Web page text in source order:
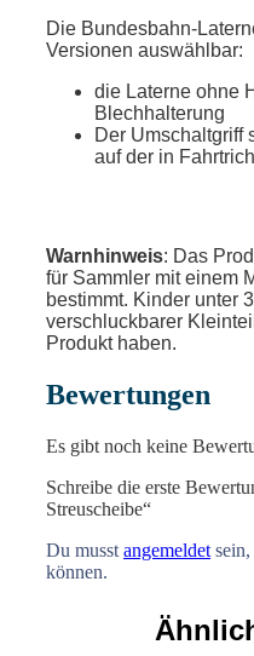
Die Bundesbahn-
Versionen auswählbar:
die Laterne ohne
Blechhalterung
Der Umschaltgriff
auf der in
Warnhinweis: Das
für Sammler mit einem
bestimmt. Kinder unter
verschluckbarer
Produkt haben.
Bewertungen
Es gibt noch keine
Schreibe die erste
Streuscheibe“
Du musst angemeldet
können.